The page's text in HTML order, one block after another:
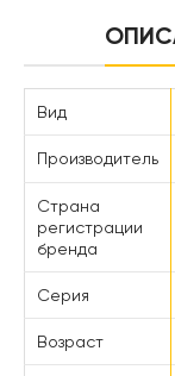
Вид
Производитель
Страна
регистрации
бренда
Серия
Возраст